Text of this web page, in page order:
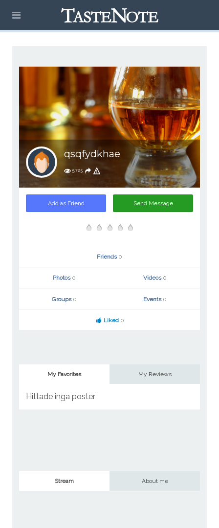
qsqfydkhae
5,725
Add as Friend Send Message
Friends 0
Photos 0 Videos 0
Groups 0 Events 0
Liked 0
My Favorites My Reviews
Hittade inga poster
Stream About me